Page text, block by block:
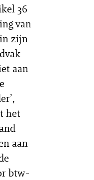
36
van
zijn
aan
het
aan
btw-